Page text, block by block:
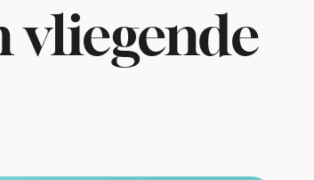
vliegende